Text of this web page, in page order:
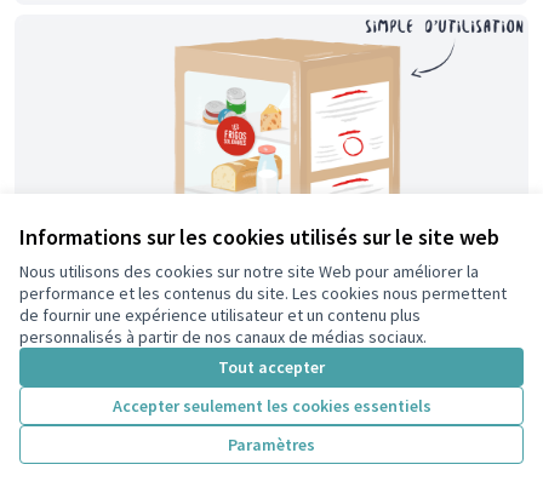
Informations sur les cookies utilisés sur le site web
Nous utilisons des cookies sur notre site Web pour améliorer la
performance et les contenus du site. Les cookies nous permettent
de fournir une expérience utilisateur et un contenu plus
personnalisés à partir de nos canaux de médias sociaux.
Tout accepter
Accepter seulement les cookies essentiels
Paramètres
Projet N°31 : Installation de frigos solidaires
Colombes, ville solidaire ! Votons pour l’installation de